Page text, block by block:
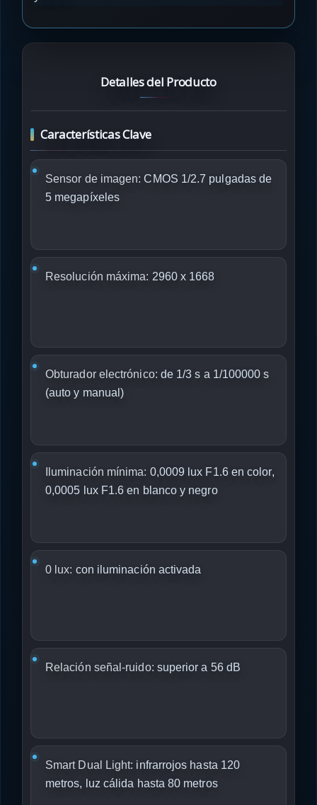
Detalles del Producto
Características Clave
Sensor de imagen: CMOS 1/2.7 pulgadas de
5 megapíxeles
Resolución máxima: 2960 x 1668
Obturador electrónico: de 1/3 s a 1/100000 s
(auto y manual)
Iluminación mínima: 0,0009 lux F1.6 en color,
0,0005 lux F1.6 en blanco y negro
0 lux: con iluminación activada
Relación señal-ruido: superior a 56 dB
Smart Dual Light: infrarrojos hasta 120
metros, luz cálida hasta 80 metros